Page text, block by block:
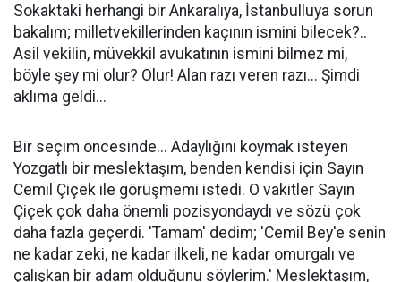
Sokaktaki herhangi bir Ankaralıya, İstanbulluya sorun
bakalım; milletvekillerinden kaçının ismini bilecek?..
Asil vekilin, müvekkil avukatının ismini bilmez mi,
böyle şey mi olur? Olur! Alan razı veren razı... Şimdi
aklıma geldi...
Bir seçim öncesinde... Adaylığını koymak isteyen
Yozgatlı bir meslektaşım, benden kendisi için Sayın
Cemil Çiçek ile görüşmemi istedi. O vakitler Sayın
Çiçek çok daha önemli pozisyondaydı ve sözü çok
daha fazla geçerdi. 'Tamam' dedim; 'Cemil Bey'e senin
ne kadar zeki, ne kadar ilkeli, ne kadar omurgalı ve
çalışkan bir adam olduğunu söylerim.' Meslektaşım,